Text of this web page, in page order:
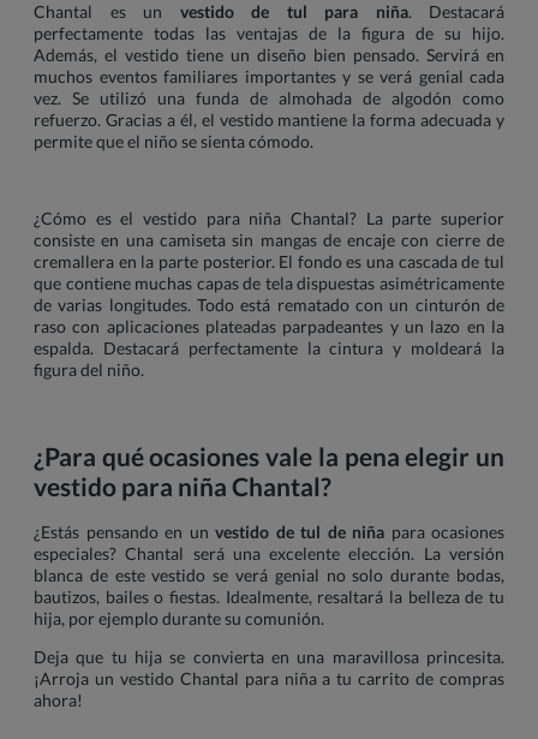
Chantal es un vestido de tul para niña. Destacará
perfectamente todas las ventajas de la figura de su hijo.
Además, el vestido tiene un diseño bien pensado. Servirá en
muchos eventos familiares importantes y se verá genial cada
vez. Se utilizó una funda de almohada de algodón como
refuerzo. Gracias a él, el vestido mantiene la forma adecuada y
permite que el niño se sienta cómodo.
¿Cómo es el vestido para niña Chantal? La parte superior
consiste en una camiseta sin mangas de encaje con cierre de
cremallera en la parte posterior. El fondo es una cascada de tul
que contiene muchas capas de tela dispuestas asimétricamente
de varias longitudes. Todo está rematado con un cinturón de
raso con aplicaciones plateadas parpadeantes y un lazo en la
espalda. Destacará perfectamente la cintura y moldeará la
figura del niño.
¿Para qué ocasiones vale la pena elegir un
vestido para niña Chantal?
¿Estás pensando en un vestido de tul de niña para ocasiones
especiales? Chantal será una excelente elección. La versión
blanca de este vestido se verá genial no solo durante bodas,
bautizos, bailes o fiestas. Idealmente, resaltará la belleza de tu
hija, por ejemplo durante su comunión.
Deja que tu hija se convierta en una maravillosa princesita.
¡Arroja un vestido Chantal para niña a tu carrito de compras
ahora!